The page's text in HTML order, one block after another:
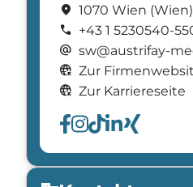
location_on 1070 Wien (Wien)
call +43 1 5230540-
alternate_email sw@austrifay-
captive_portal Zur
captive_portal Zur Karriereseite